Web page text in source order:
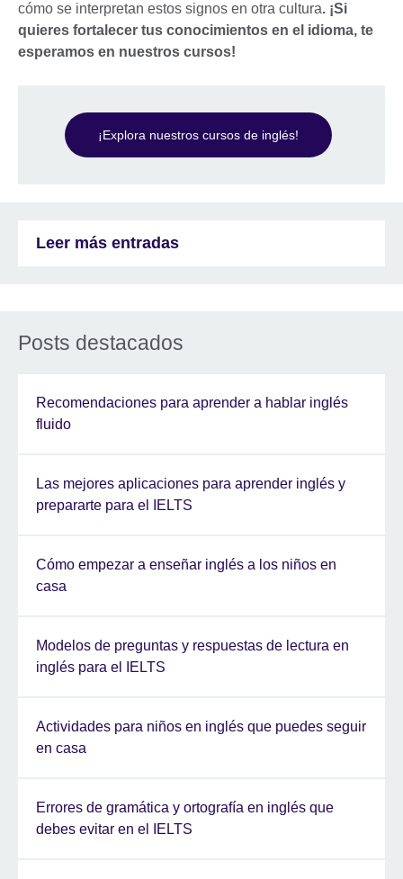
cómo se interpretan estos signos en otra cultura. ¡Si
quieres fortalecer tus conocimientos en el idioma, te
esperamos en nuestros cursos!
¡Explora nuestros cursos de inglés!
Leer más entradas
Posts destacados
Recomendaciones para aprender a hablar inglés
fluido
Las mejores aplicaciones para aprender inglés y
prepararte para el IELTS
Cómo empezar a enseñar inglés a los niños en
casa
Modelos de preguntas y respuestas de lectura en
inglés para el IELTS
Actividades para niños en inglés que puedes seguir
en casa
Errores de gramática y ortografía en inglés que
debes evitar en el IELTS